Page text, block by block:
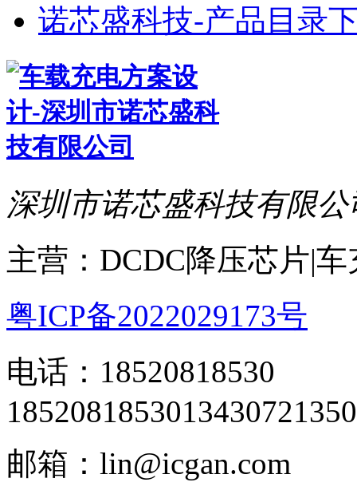
诺芯盛科技-产品目录
深圳市诺芯盛科技有限公
主营：DCDC降压芯片|
粤ICP备2022029173号
电话：18520818530
1852081853013430721350
邮箱：lin@icgan.com